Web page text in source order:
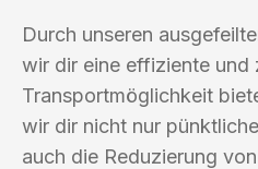
Durch unseren
wir dir eine effiziente und
Transportmöglichkeit
wir dir nicht nur
auch die Reduzierung